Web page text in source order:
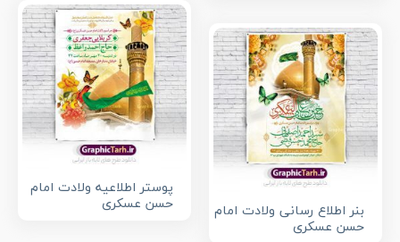
پوستر اطلاعیه ولادت امام
حسن عسکری
بنر اطلاع رسانی ولادت امام
حسن عسکری